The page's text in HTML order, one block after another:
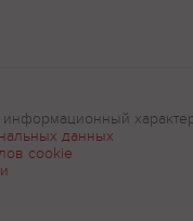
информационный
данных
cookie